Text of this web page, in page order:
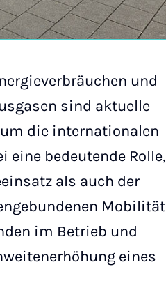
und
sind aktuelle
die internationalen
eine bedeutende Rolle,
als auch der
Mobilität
im Betrieb und
eines